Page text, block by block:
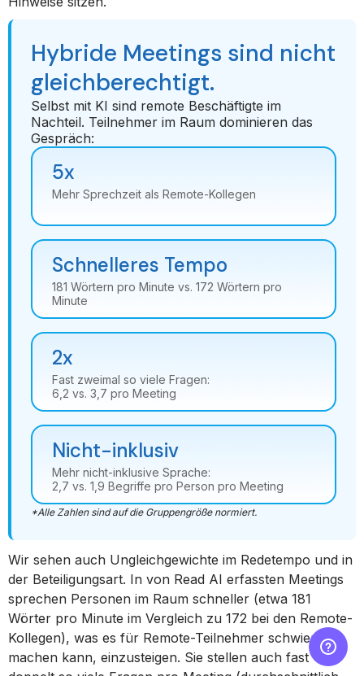
Hybride Meetings sind nicht
gleichberechtigt.
Selbst mit KI sind remote Beschäftigte im
Nachteil. Teilnehmer im Raum dominieren das
Gespräch:
5x
Mehr Sprechzeit als Remote-Kollegen
Schnelleres Tempo
181 Wörtern pro Minute vs. 172 Wörtern pro
Minute
2x
Fast zweimal so viele Fragen:
6,2 vs. 3,7 pro Meeting
Nicht-inklusiv
Mehr nicht-inklusive Sprache:
2,7 vs. 1,9 Begriffe pro Person pro Meeting
*Alle Zahlen sind auf die Gruppengröße normiert.
Wir sehen auch Ungleichgewichte im Redetempo und in
der Beteiligungsart. In von Read AI erfassten Meetings
sprechen Personen im Raum schneller (etwa 181
Wörter pro Minute im Vergleich zu 172 bei den Remote-
Kollegen), was es für Remote-Teilnehmer schwieriger
machen kann, einzusteigen. Sie stellen auch fast